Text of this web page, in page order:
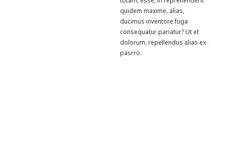
quidem maxime, alias,
ducimus inventore fuga
consequatur pariatur? Ut et
dolorum, repellendus alias ex
pasrro.